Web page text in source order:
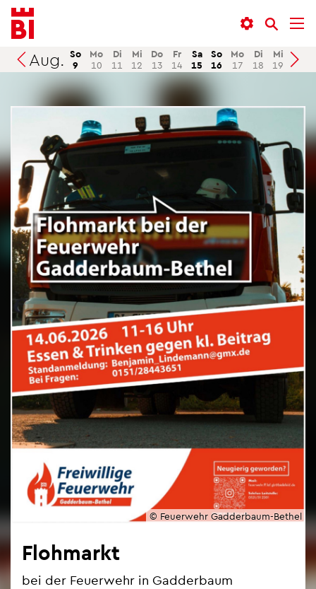
In­
halt
an­
sprin­
Menü
an­
sprin­
gen
Suche
an­
sprin­
gen
Suchen
Aug. So
9
Mo
10
Di
11
Mi
12
Do
13
Fr
14
Sa
15
So
16
Mo
17
Di
18
Mi
19
Do
20
© Feu­er­wehr Gad­der­baum-Be­thel
Floh­markt
bei der Feu­er­wehr in Gad­der­baum